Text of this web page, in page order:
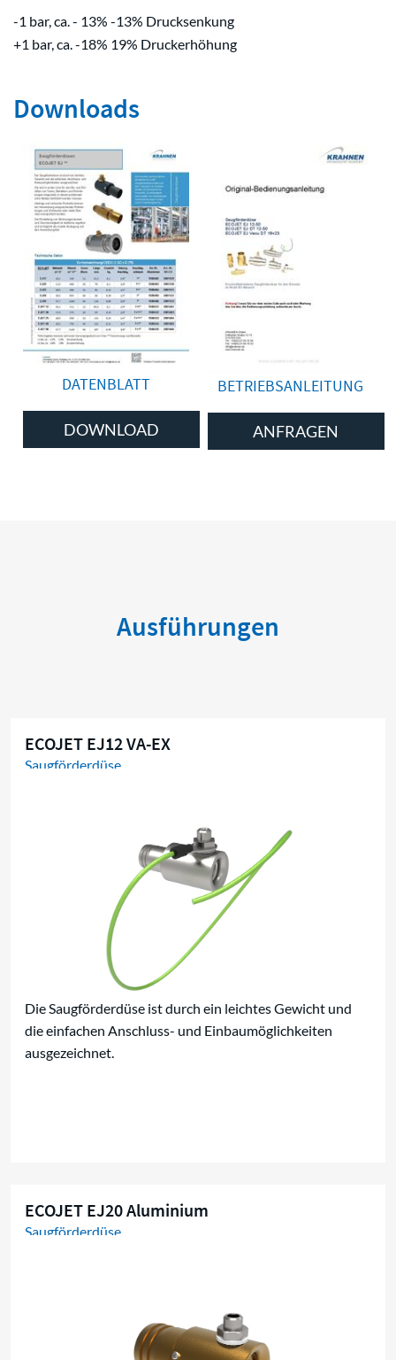
-1 bar, ca. - 13% -13% Drucksenkung
+1 bar, ca. -18% 19% Druckerhöhung
Downloads
DATENBLATT
DOWNLOAD
BETRIEBSANLEITUNG
ANFRAGEN
Ausführungen
ECOJET EJ12 VA-EX
Saugförderdüse
Die Saugförderdüse ist durch ein leichtes Gewicht und
die einfachen Anschluss- und Einbaumöglichkeiten
ausgezeichnet.
ECOJET EJ20 Aluminium
Saugförderdüse